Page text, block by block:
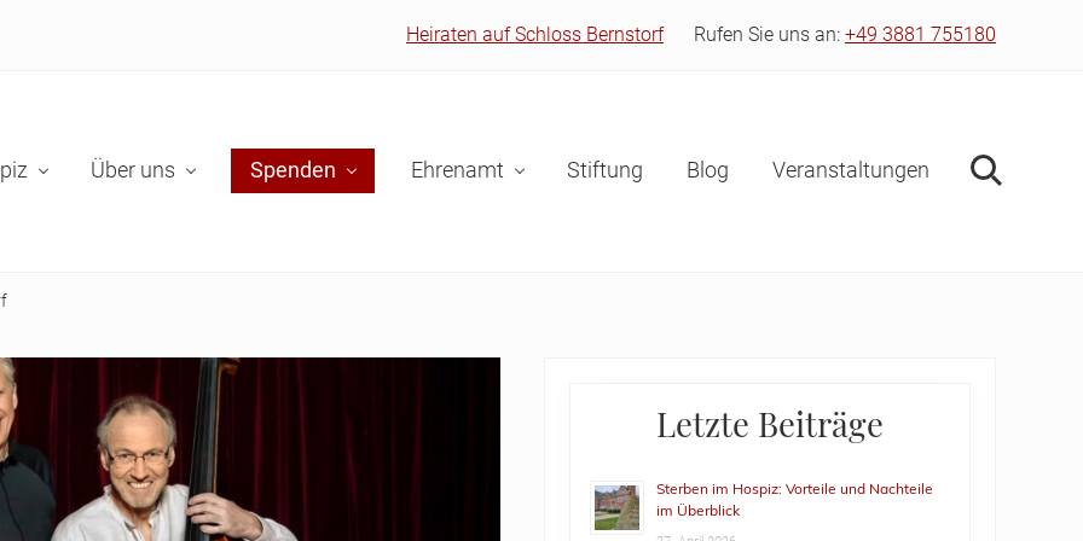
Heiraten auf Schloss Bernstorf Rufen Sie uns an: +49 3881 755180
Über uns Spenden Ehrenamt Stiftung Blog Veranstaltungen Suche
PrimaryLetzte Beiträge
Sterben im Hospiz: Vorteile und Nachteile
im Überblick